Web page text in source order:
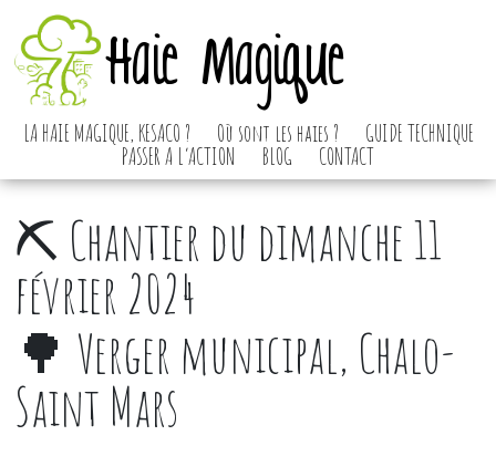
Haie Magique
LA HAIE MAGIQUE, KESACO ? Où sont les haies ?
GUIDE TECHNIQUE
PASSER A L’ACTION
BLOG CONTACT
⛏️ Chantier du dimanche 11
février 2024
🌳 Verger municipal, Chalo-
Saint Mars